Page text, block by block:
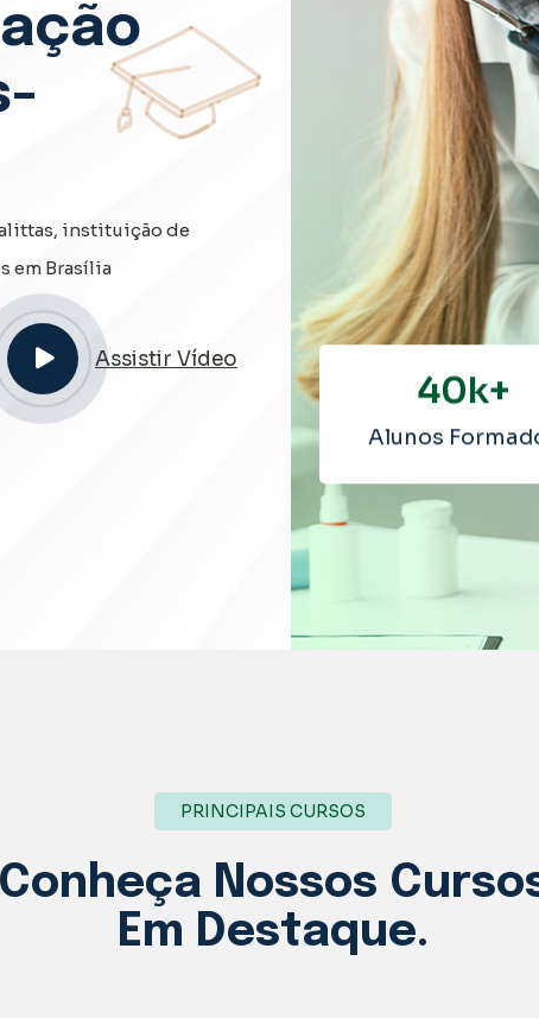
40k+
Alunos
instituição de
em Brasília
Assistir Vídeo
PRINCIPAIS CURSOS
Conheça Nossos
Em Destaque.